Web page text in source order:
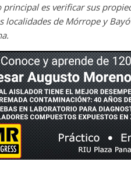
principal es verificar sus
localidades de Mórrope y